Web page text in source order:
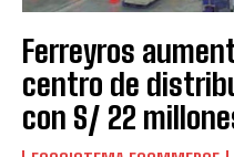
Ferreyros
centro de
con S/ 22